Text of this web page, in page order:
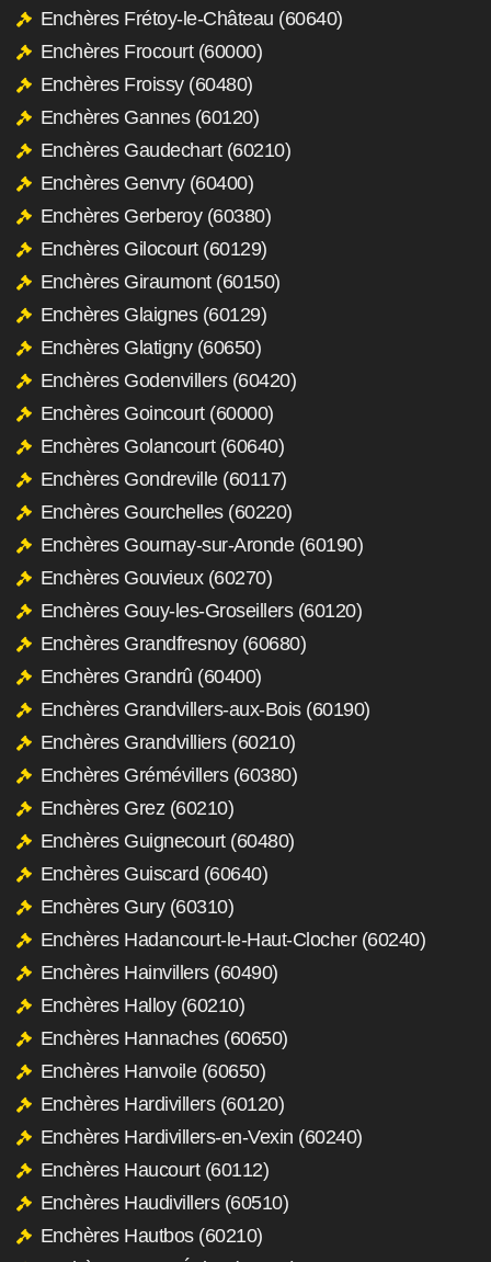
Enchères Frétoy-le-Château (60640)
Enchères Frocourt (60000)
Enchères Froissy (60480)
Enchères Gannes (60120)
Enchères Gaudechart (60210)
Enchères Genvry (60400)
Enchères Gerberoy (60380)
Enchères Gilocourt (60129)
Enchères Giraumont (60150)
Enchères Glaignes (60129)
Enchères Glatigny (60650)
Enchères Godenvillers (60420)
Enchères Goincourt (60000)
Enchères Golancourt (60640)
Enchères Gondreville (60117)
Enchères Gourchelles (60220)
Enchères Gournay-sur-Aronde (60190)
Enchères Gouvieux (60270)
Enchères Gouy-les-Groseillers (60120)
Enchères Grandfresnoy (60680)
Enchères Grandrû (60400)
Enchères Grandvillers-aux-Bois (60190)
Enchères Grandvilliers (60210)
Enchères Grémévillers (60380)
Enchères Grez (60210)
Enchères Guignecourt (60480)
Enchères Guiscard (60640)
Enchères Gury (60310)
Enchères Hadancourt-le-Haut-Clocher (60240)
Enchères Hainvillers (60490)
Enchères Halloy (60210)
Enchères Hannaches (60650)
Enchères Hanvoile (60650)
Enchères Hardivillers (60120)
Enchères Hardivillers-en-Vexin (60240)
Enchères Haucourt (60112)
Enchères Haudivillers (60510)
Enchères Hautbos (60210)